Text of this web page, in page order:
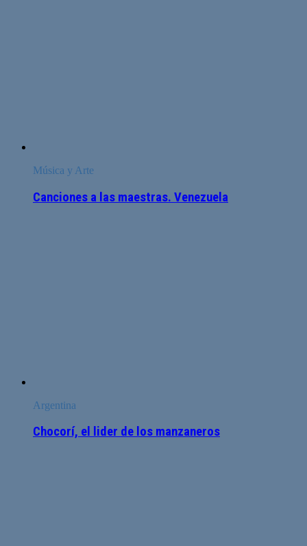
Música y Arte
Canciones a las maestras. Venezuela
Argentina
Chocorí, el lider de los manzaneros